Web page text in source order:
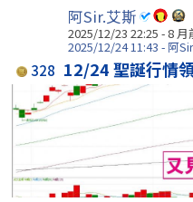
阿Sir.艾斯
2025/12/23 22:25 - 8 月
2025/12/24 11:43 - 阿
328 12/24 聖誕行情